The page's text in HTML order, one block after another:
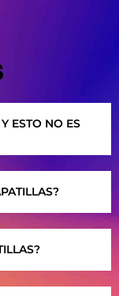
ESTO NO ES